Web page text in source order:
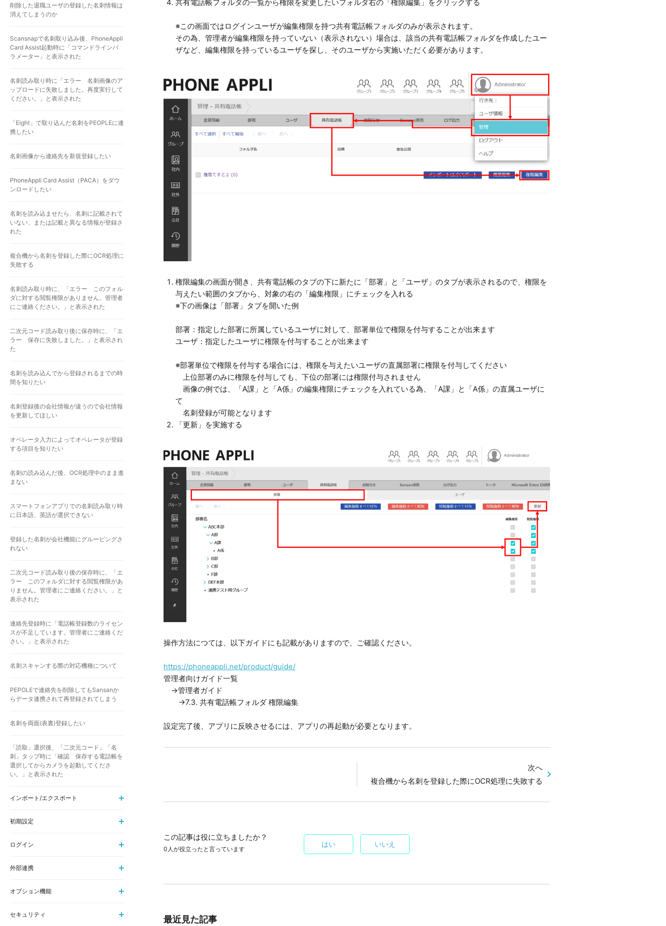
共有電話帳フォルダの一覧から権限を変更したいフォルダ右の「権限編集」をクリックする
※この画面ではログインユーザが編集権限を持つ共有電話帳フォルダのみが表示されます。
その為、管理者が編集権限を持っていない（表示されない）場合は、該当の共有電話帳フォルダを作成したユー
ザなど、編集権限を持っているユーザを探し、そのユーザから実施いただく必要があります。
権限編集の画面が開き、共有電話帳のタブの下に新たに「部署」と「ユーザ」のタブが表示されるので、権限を
与えたい範囲のタブから、対象の右の「編集権限」にチェックを入れる
※下の画像は「部署」タブを開いた例
部署：指定した部署に所属しているユーザに対して、部署単位で権限を付与することが出来ます
ユーザ：指定したユーザに権限を付与することが出来ます
※部署単位で権限を付与する場合には、権限を与えたいユーザの直属部署に権限を付与してください
上位部署のみに権限を付与しても、下位の部署には権限付与されません
画像の例では、「A課」と「A係」の編集権限にチェックを入れている為、「A課」と「A係」の直属ユーザに
て
名刺登録が可能となります
「更新」を実施する
操作方法につては、以下ガイドにも記載がありますので、ご確認ください。
https://phoneappli.net/product/guide/
管理者向けガイド一覧
→管理者ガイド
→7.3. 共有電話帳フォルダ 権限編集
設定完了後、アプリに反映させるには、アプリの再起動が必要となります。
次へ
複合機から名刺を登録した際にOCR処理に失敗する
この記事は役に立ちましたか？
0人が役立ったと言っています
はい いいえ
最近見た記事
削除した退職ユーザの登録した名刺情報は
消えてしまうのか
Scansnapで名刺取り込み後、PhoneAppli
Card Assist起動時に「コマンドラインパ
ラメーター」と表示された
名刺読み取り時に「エラー 名刺画像のア
ップロードに失敗しました。再度実行して
ください。」と表示された
「Eight」で取り込んだ名刺をPEOPLEに連
携したい
名刺画像から連絡先を新規登録したい
PhoneAppli Card Assist（PACA）をダウ
ンロードしたい
名刺を読み込ませたら、名刺に記載されて
いない、または記載と異なる情報が登録さ
れた
複合機から名刺を登録した際にOCR処理に
失敗する
名刺読み取り時に、「エラー このフォル
ダに対する閲覧権限がありません。管理者
にご連絡ください。」と表示された
二次元コード読み取り後に保存時に、「エ
ラー 保存に失敗しました。」と表示され
た
名刺を読み込んでから登録されるまでの時
間を知りたい
名刺登録後の会社情報が違うので会社情報
を更新してほしい
オペレータ入力によってオペレータが登録
する項目を知りたい
名刺の読み込んだ後、OCR処理中のまま進
まない
スマートフォンアプリでの名刺読み取り時
に日本語、英語が選択できない
登録した名刺が会社機能にグルーピングさ
れない
二次元コード読み取り後の保存時に、「エ
ラー このフォルダに対する閲覧権限があ
りません。管理者にご連絡ください。」と
表示された
連絡先登録時に「電話帳登録数のライセン
スが不足しています。管理者にご連絡くだ
さい。」と表示された
名刺スキャンする際の対応機種について
PEPOLEで連絡先を削除してもSansanか
らデータ連携されて再登録されてしまう
名刺を両面(表裏)登録したい
「読取」選択後、「二次元コード」「名
刺」タップ時に「確認 保存する電話帳を
選択してからカメラを起動してくださ
い。」と表示された
インポート/エクスポート
初期設定
ログイン
外部連携
オプション機能
セキュリティ